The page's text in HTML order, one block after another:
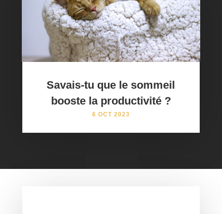
Savais-tu que le sommeil
booste la productivité ?
6 OCT 2023